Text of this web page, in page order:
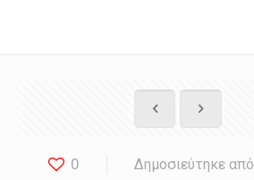
0 Δημοσιεύτηκε από